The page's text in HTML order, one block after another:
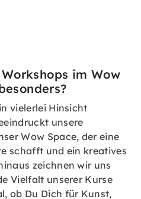
im Wow
vielerlei Hinsicht
unsere
Wow Space, der eine
schafft und ein kreatives
zeichnen wir uns
Vielfalt unserer Kurse
ob Du Dich für Kunst,